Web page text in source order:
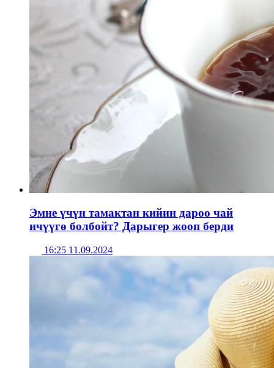
Эмне үчүн тамактан кийин дароо чай
ичүүгө болбойт? Дарыгер жооп берди
16:25 11.09.2024